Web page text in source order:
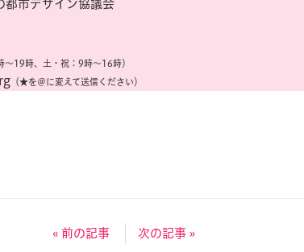
都市デザイン協議会
〜19時、土・祝：9時〜16時）
（★を＠に変えて送信ください）
« 前の記事 次の記事 »